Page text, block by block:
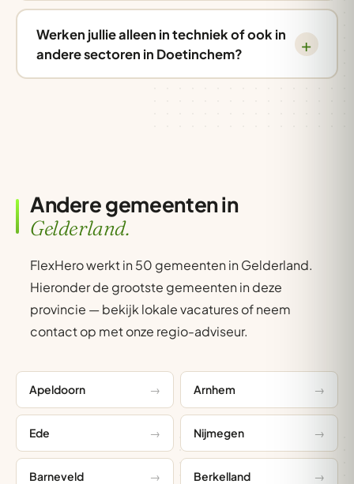
Werken jullie alleen in techniek of ook in
andere sectoren in Doetinchem?
Andere gemeenten in
Gelderland.
FlexHero werkt in 50 gemeenten in Gelderland.
Hieronder de grootste gemeenten in deze
provincie — bekijk lokale vacatures of neem
contact op met onze regio-adviseur.
Apeldoorn Arnhem
Ede Nijmegen
Barneveld Berkelland